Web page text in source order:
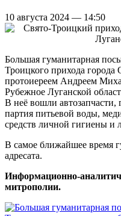
10 августа 2024 — 14:50
Большая гуманитарная
Троицкого прихода города
протоиереем Андреем
Рубежное Луганской
В неё вошли автозапчасти,
партия питьевой воды,
средств личной гигиены и
В самое ближайшее время
адресата.
Информационно-
митрополии.